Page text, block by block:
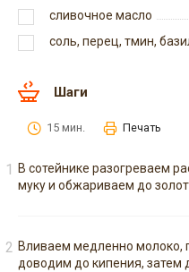
сливочное масло
соль, перец, тмин,
Шаги
15 мин. Печать
В сотейнике разогреваем
муку и обжариваем до
Вливаем медленно молоко,
доводим до кипения, затем